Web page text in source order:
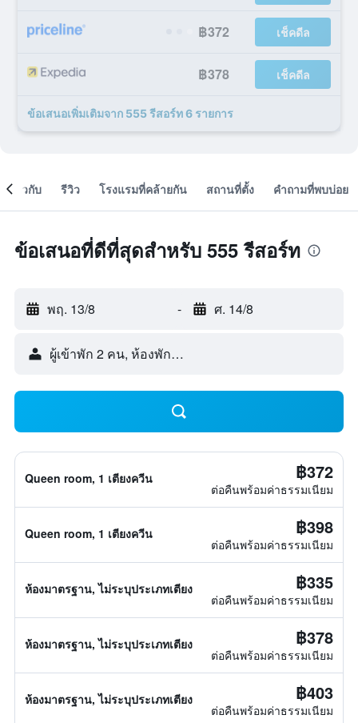
฿372 เช็คดีล
฿378 เช็คดีล
ข้อเสนอเพิ่มเติมจาก 555 รีสอร์ท 6 รายการ
เกี่ยวกับ รีวิว โรงแรมที่คล้ายกัน สถานที่ตั้ง คำถามที่พบบ่อย
ข้อเสนอที่ดีที่สุดสำหรับ 555 รีสอร์ท
พฤ. 13/8 - ศ. 14/8
ผู้เข้าพัก 2 คน, ห้องพัก 1 ห้อง
Queen room, 1 เตียงควีน ฿372
ต่อคืนพร้อมค่าธรรมเนียม
Queen room, 1 เตียงควีน ฿398
ต่อคืนพร้อมค่าธรรมเนียม
ห้องมาตรฐาน, ไม่ระบุประเภทเตียง ฿335
ต่อคืนพร้อมค่าธรรมเนียม
ห้องมาตรฐาน, ไม่ระบุประเภทเตียง ฿378
ต่อคืนพร้อมค่าธรรมเนียม
ห้องมาตรฐาน, ไม่ระบุประเภทเตียง ฿403
ต่อคืนพร้อมค่าธรรมเนียม